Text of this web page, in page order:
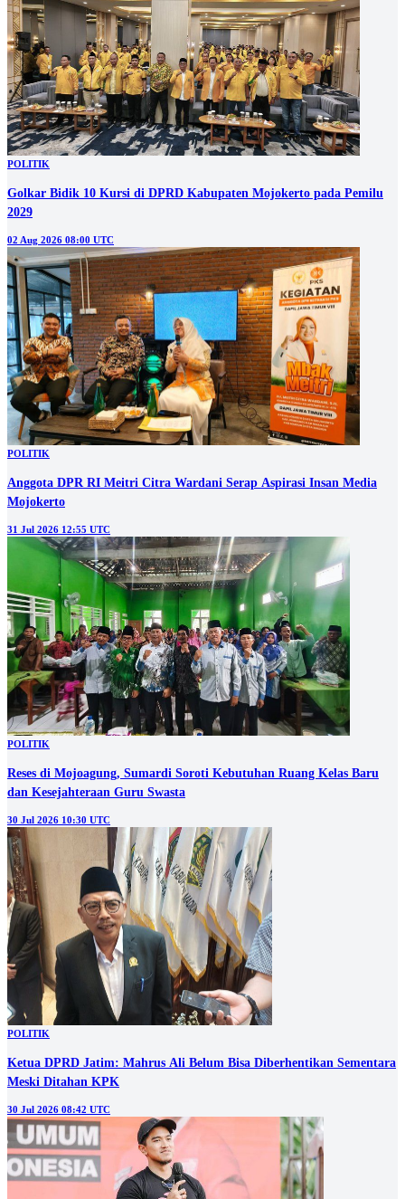
POLITIK
Golkar Bidik 10 Kursi di DPRD Kabupaten Mojokerto pada Pemilu
2029
02 Aug 2026 08:00 UTC
POLITIK
Anggota DPR RI Meitri Citra Wardani Serap Aspirasi Insan Media
Mojokerto
31 Jul 2026 12:55 UTC
POLITIK
Reses di Mojoagung, Sumardi Soroti Kebutuhan Ruang Kelas Baru
dan Kesejahteraan Guru Swasta
30 Jul 2026 10:30 UTC
POLITIK
Ketua DPRD Jatim: Mahrus Ali Belum Bisa Diberhentikan Sementara
Meski Ditahan KPK
30 Jul 2026 08:42 UTC